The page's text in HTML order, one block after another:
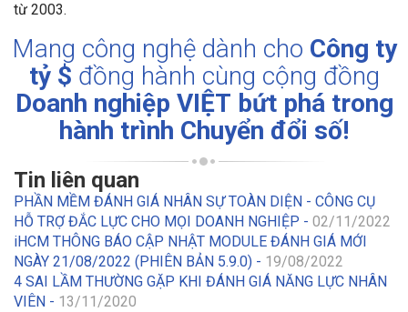
từ 2003.
Mang công nghệ dành cho Công ty
tỷ $ đồng hành cùng cộng đồng
Doanh nghiệp VIỆT bứt phá trong
hành trình Chuyển đổi số!
Tin liên quan
PHẦN MỀM ĐÁNH GIÁ NHÂN SỰ TOÀN DIỆN - CÔNG CỤ
HỖ TRỢ ĐẮC LỰC CHO MỌI DOANH NGHIỆP - 02/11/2022
iHCM THÔNG BÁO CẬP NHẬT MODULE ĐÁNH GIÁ MỚI
NGÀY 21/08/2022 (PHIÊN BẢN 5.9.0) - 19/08/2022
4 SAI LẦM THƯỜNG GẶP KHI ĐÁNH GIÁ NĂNG LỰC NHÂN
VIÊN - 13/11/2020